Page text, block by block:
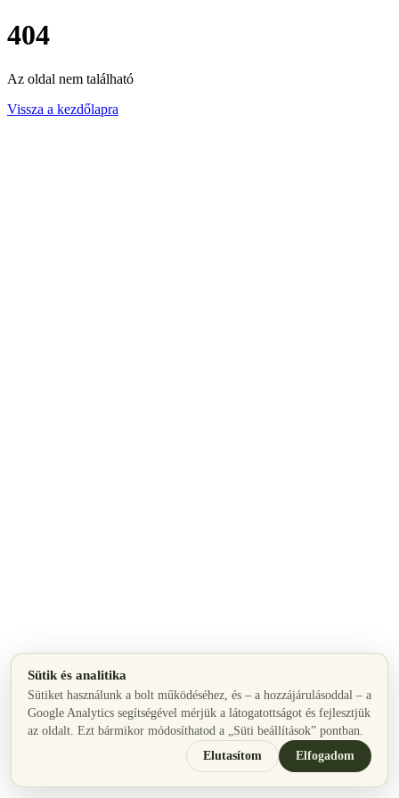
404
Az oldal nem található
Vissza a kezdőlapra
Sütik és analitika
Sütiket használunk a bolt működéséhez, és – a hozzájárulásoddal – a
Google Analytics segítségével mérjük a látogatottságot és fejlesztjük
az oldalt. Ezt bármikor módosíthatod a „Süti beállítások” pontban.
Elutasítom
Elfogadom